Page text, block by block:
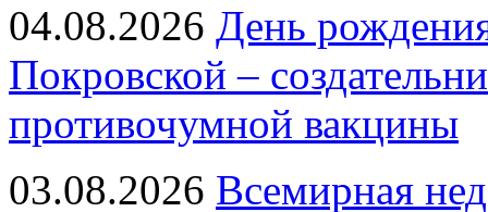
04.08.2026 День
Покровской –
противочумной вакцины
03.08.2026 Всемирная